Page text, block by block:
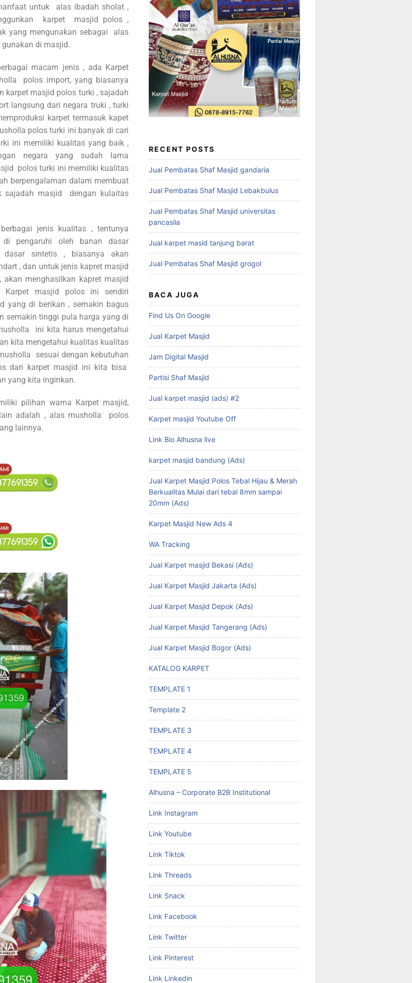
untuk alas ibadah sholat ,
karpet masjid polos ,
yang mengunakan sebagai alas
di masjid.
macam jenis , ada Karpet
polos import, yang biasanya
karpet masjid polos turki , sajadah
langsung dari negara truki , turki
karpet termasuk kapet
polos turki ini banyak di cari
ini memiliki kualitas yang baik ,
negara yang sudah lama
polos turki ini memiliki kualitas
berpengalaman dalam membuat
sajadah masjid dengan kulaitas
jenis kualitas , tentunya
pengaruhi oleh banan dasar
sintetis , biasanya akan
, dan untuk jenis kapret masjid
menghasilkan kapret masjid
masjid polos ini sendiri
yang di berikan , semakin bagus
semakin tinggi pula harga yang di
ini kita harus mengetahui
kita mengetahui kualitas kualitas
sesuai dengan kebutuhan
dari karpet masjid ini kita bisa
yang kita inginkan.
pilihan warna Karpet masjid,
adalah , alas musholla polos
lainnya.
RECENT POSTS
Jual Pembatas Shaf Masjid gandaria
Jual Pembatas Shaf Masjid Lebakbulus
Jual Pembatas Shaf Masjid universitas
pancasila
Jual karpet masid tanjung barat
Jual Pembatas Shaf Masjid grogol
BACA JUGA
Find Us On Google
Jual Karpet Masjid
Jam Digital Masjid
Partisi Shaf Masjid
Jual karpet masjid (ads) #2
Karpet masjid Youtube Off
Link Bio Alhusna live
karpet masjid bandung (Ads)
Jual Karpet Masjid Polos Tebal Hijau & Merah
Berkualitas Mulai dari tebal 8mm sampai
20mm (Ads)
Karpet Masjid New Ads 4
WA Tracking
Jual Karpet masjid Bekasi (Ads)
Jual Karpet Masjid Jakarta (Ads)
Jual Karpet Masjid Depok (Ads)
Jual Karpet Masjid Tangerang (Ads)
Jual Karpet Masjid Bogor (Ads)
KATALOG KARPET
TEMPLATE 1
Template 2
TEMPLATE 3
TEMPLATE 4
TEMPLATE 5
Alhusna – Corporate B2B Institutional
Link Instagram
Link Youtube
Link Tiktok
Link Threads
Link Snack
Link Facebook
Link Twitter
Link Pinterest
Link Linkedin